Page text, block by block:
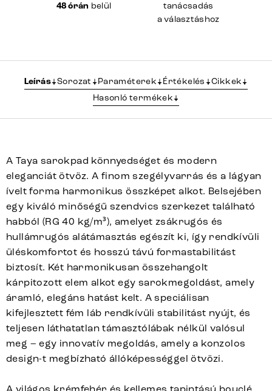
48 órán belül
tanácsadás
a választáshoz
Leírás Sorozat Paraméterek Értékelés
Cikkek
Hasonló termékek
A Taya sarokpad könnyedséget és modern
eleganciát ötvöz. A finom szegélyvarrás és a lágyan
ívelt forma harmonikus összképet alkot. Belsejében
egy kiváló minőségű szendvics szerkezet található
habból (RG 40 kg/m³), amelyet zsákrugós és
hullámrugós alátámasztás egészít ki, így rendkívüli
üléskomfortot és hosszú távú formastabilitást
biztosít. Két harmonikusan összehangolt
kárpitozott elem alkot egy sarokmegoldást, amely
áramló, elegáns hatást kelt. A speciálisan
kifejlesztett fém láb rendkívüli stabilitást nyújt, és
teljesen láthatatlan támasztólábak nélkül valósul
meg – egy innovatív megoldás, amely a konzolos
design-t megbízható állóképességgel ötvözi.